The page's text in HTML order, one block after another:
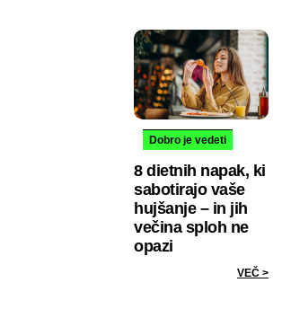
Dobro je vedeti
8 dietnih napak, ki
sabotirajo vaše
hujšanje – in jih
večina sploh ne
opazi
VEČ >